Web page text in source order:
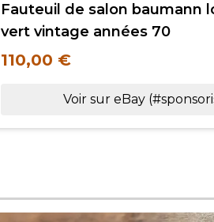
Fauteuil de salon baumann
vert vintage années 70
110,00 €
Voir sur eBay